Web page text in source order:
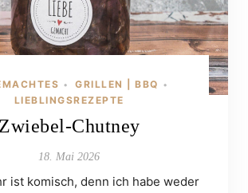
• GRILLEN | BBQ •
LIEBLINGSREZEPTE
Zwiebel-Chutney
18. Mai 2026
ist komisch, denn ich habe weder